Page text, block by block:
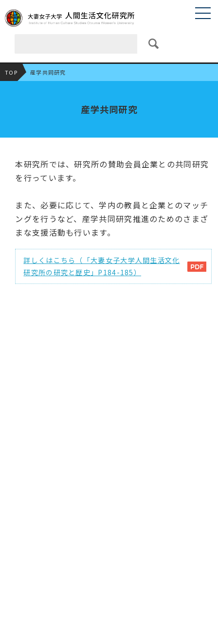
TOP 産学共同研究
産学共同研究
本研究所では、研究所の賛助会員企業との共同研究
を行っています。
また、必要に応じて、学内の教員と企業とのマッチ
ングを行うなど、産学共同研究推進のためのさまざ
まな支援活動も行います。
詳しくはこちら
（「大妻女子大学人間生活文化
研究所の研究と歴史」P184-185）